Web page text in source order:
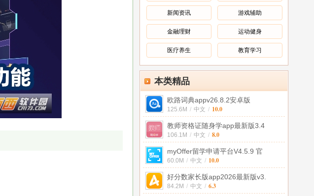
新闻资讯 游戏辅助
金融理财 运动健身
医疗养生 教育学习
本类精品
欧路词典appv26.8.2安卓版
125.6M / 中文 / 10.0
教师资格证随身学app最新版3.4
106.1M / 中文 / 8.0
myOffer留学申请平台V4.5.9 官
60.0M / 中文 / 10.0
好分数家长版app2026最新版v3.
84.2M / 中文 / 6.3